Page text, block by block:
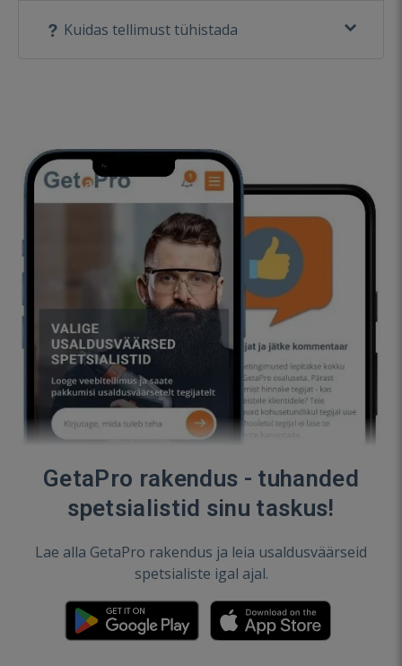
Kuidas tellimust tühistada
GetaPro rakendus - tuhanded
spetsialistid sinu taskus!
Lae alla GetaPro rakendus ja leia usaldusväärseid
spetsialiste igal ajal.